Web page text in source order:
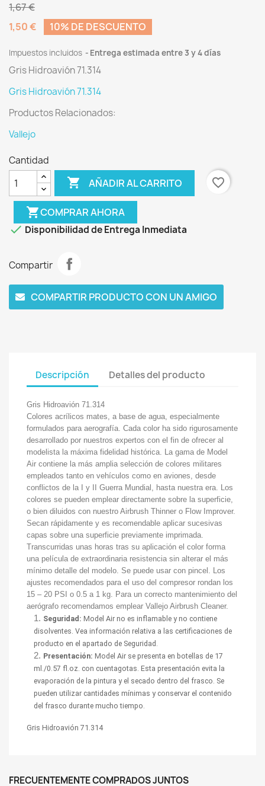
1,67 €
1,50 €
10% DE DESCUENTO
Impuestos incluidos Entrega estimada entre 3 y 4 días
Gris Hidroavión 71.314
Gris Hidroavión 71.314
Productos Relacionados:
Vallejo
Cantidad
 AÑADIR AL CARRITO favorite_border
shopping_cartCOMPRAR AHORA
 Disponibilidad de Entrega Inmediata
Compartir
COMPARTIR PRODUCTO CON UN AMIGO
Descripción Detalles del producto
Gris Hidroavión 71.314
Colores acrílicos mates, a base de agua, especialmente
formulados para aerografía. Cada color ha sido rigurosamente
desarrollado por nuestros expertos con el fin de ofrecer al
modelista la máxima fidelidad histórica. La gama de Model
Air contiene la más amplia selección de colores militares
empleados tanto en vehículos como en aviones, desde
conflictos de la I y II Guerra Mundial, hasta nuestra era. Los
colores se pueden emplear directamente sobre la superficie,
o bien diluidos con nuestro Airbrush Thinner o Flow Improver.
Secan rápidamente y es recomendable aplicar sucesivas
capas sobre una superficie previamente imprimada.
Transcurridas unas horas tras su aplicación el color forma
una película de extraordinaria resistencia sin alterar el más
mínimo detalle del modelo. Se puede usar con pincel. Los
ajustes recomendados para el uso del compresor rondan los
15 – 20 PSI o 0.5 a 1 kg. Para un correcto mantenimiento del
aerógrafo recomendamos emplear Vallejo Airbrush Cleaner.
Seguridad: Model Air no es inflamable y no contiene
disolventes. Vea información relativa a las certificaciones de
producto en el apartado de Seguridad.
Presentación: Model Air se presenta en botellas de 17
ml./0.57 fl.oz. con cuentagotas. Esta presentación evita la
evaporación de la pintura y el secado dentro del frasco. Se
pueden utilizar cantidades mínimas y conservar el contenido
del frasco durante mucho tiempo.
Gris Hidroavión 71.314
FRECUENTEMENTE COMPRADOS JUNTOS